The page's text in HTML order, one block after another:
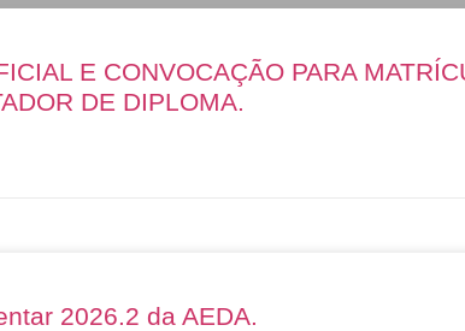
E CONVOCAÇÃO PARA
DE DIPLOMA.
2026.2 da AEDA.